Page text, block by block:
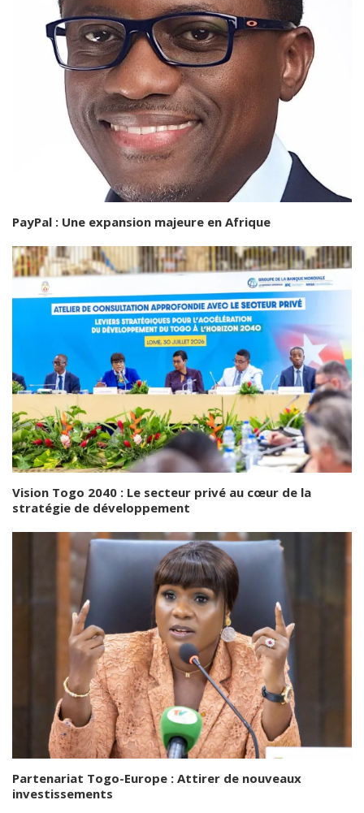
PayPal : Une expansion majeure en Afrique
Vision Togo 2040 : Le secteur privé au cœur de la
stratégie de développement
Partenariat Togo-Europe : Attirer de nouveaux
investissements